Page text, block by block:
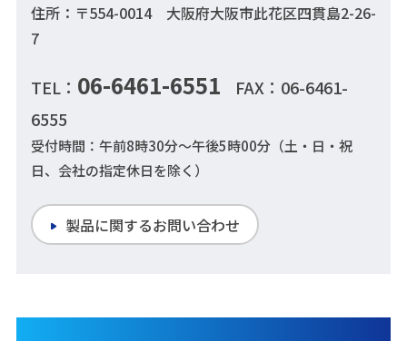
住所：〒554-0014 大阪府大阪市此花区四貫島2-26-
7
TEL： 06-6461-6551
FAX：06-6461-
6555
受付時間：午前8時30分～午後5時00分（土・日・祝
日、会社の指定休日を除く）
製品に関するお問い合わせ